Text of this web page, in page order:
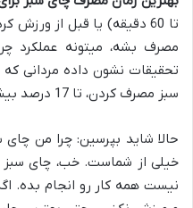
تا 60 دقیقه) یا قبل از
مصرف بشه، میتونه عملکرد
تحقیقات نشون داده مردانی
سبز مصرف کردن، تا 17 درصد بیشتر چربی سوزوندن!
حالا شاید بپرسین: چرا من
خیلی از شماست. خب، چای سبز
نیست همه کار رو انجام بده.